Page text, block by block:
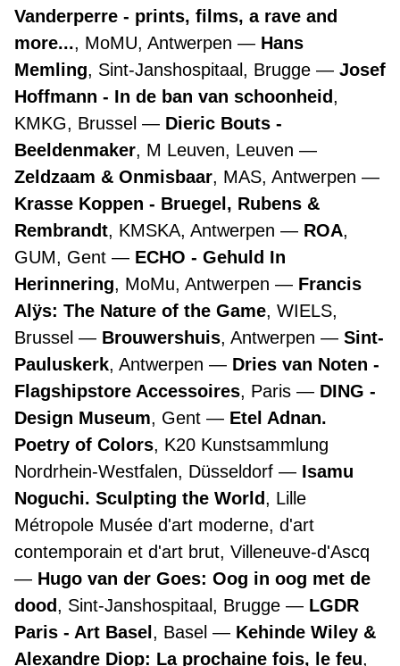
Vanderperre - prints, films, a rave and
more..., MoMU, Antwerpen
Hans
Memling, Sint-Janshospitaal, Brugge
Josef
Hoffmann - In de ban van schoonheid,
KMKG, Brussel
Dieric Bouts -
Beeldenmaker, M Leuven, Leuven
Zeldzaam & Onmisbaar, MAS, Antwerpen
Krasse Koppen - Bruegel, Rubens &
Rembrandt, KMSKA, Antwerpen ROA,
GUM, Gent
ECHO - Gehuld In
Herinnering, MoMu, Antwerpen
Francis
Alÿs: The Nature of the Game, WIELS,
Brussel
Brouwershuis, Antwerpen
Sint-
Pauluskerk, Antwerpen
Dries van Noten -
Flagshipstore Accessoires, Paris
DING -
Design Museum, Gent
Etel Adnan.
Poetry of Colors, K20 Kunstsammlung
Nordrhein-Westfalen, Düsseldorf
Isamu
Noguchi. Sculpting the World, Lille
Métropole Musée d'art moderne, d'art
contemporain et d'art brut, Villeneuve-d'Ascq
Hugo van der Goes: Oog in oog met de
dood, Sint-Janshospitaal, Brugge
LGDR
Paris - Art Basel , Basel
Kehinde Wiley &
Alexandre Diop: La prochaine fois, le feu,